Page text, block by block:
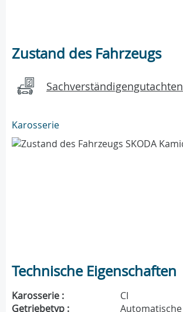
Zustand des Fahrzeugs
Sachverständigengutachten
Karosserie
Technische Eigenschaften
Karosserie : CI
Getriebetyp :
Automatische